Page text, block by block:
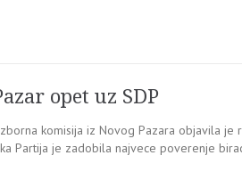
opet uz SDP
komisija iz Novog Pazara objavila
Partija je zadobila najvece poverenje